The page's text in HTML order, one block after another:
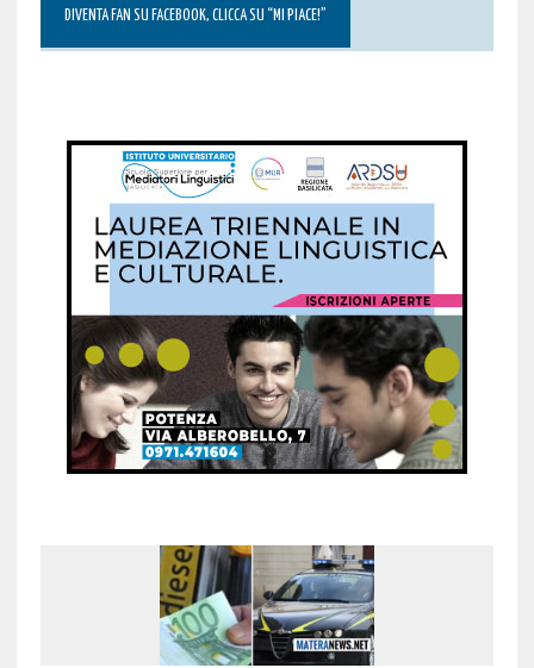
DIVENTA FAN SU FACEBOOK, CLICCA SU “MI PIACE!”